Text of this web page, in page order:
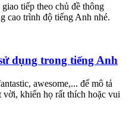
tiếp theo chủ đề thông
cao trình độ tiếng Anh nhé.
dụng trong tiếng Anh
awesome,... để mô tả
khiến họ rất thích hoặc vui